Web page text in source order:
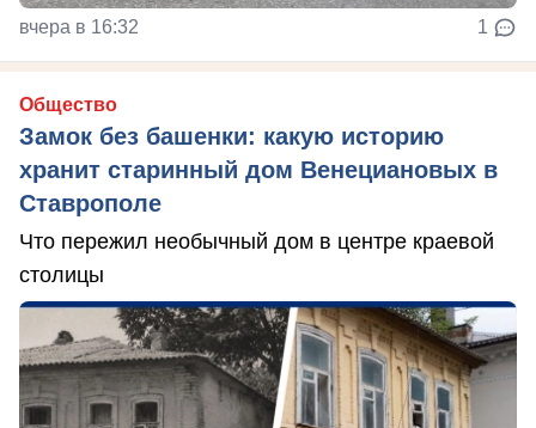
вчера в 16:32 1
Общество
Замок без башенки: какую историю
хранит старинный дом Венециановых в
Ставрополе
Что пережил необычный дом в центре краевой
столицы